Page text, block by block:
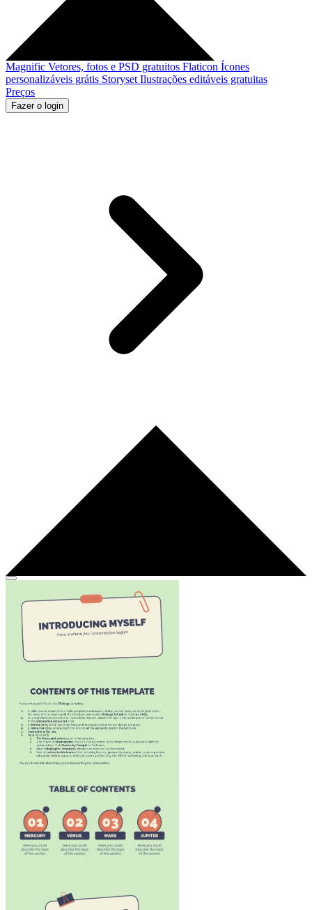
Magnific Vetores, fotos e PSD gratuitos Flaticon Ícones
personalizáveis grátis Storyset Ilustrações editáveis gratuitas
Preços
Fazer o login